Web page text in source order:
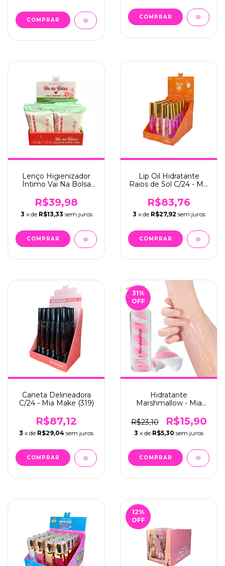
Lenço Higienizador
Íntimo Vai Na Bolsa
R$39,98
3 x de R$13,33 sem juros
Lip Oil Hidratante
Raios de Sol C/24 - Mia
R$83,76
3 x de R$27,92 sem juros
Caneta Delineadora
C/24 - Mia Make (319)
R$87,12
3 x de R$29,04 sem juros
31%
OFF
Hidratante
Marshmallow - Mia
R$23,10
R$15,90
3 x de R$5,30 sem juros
12%
OFF